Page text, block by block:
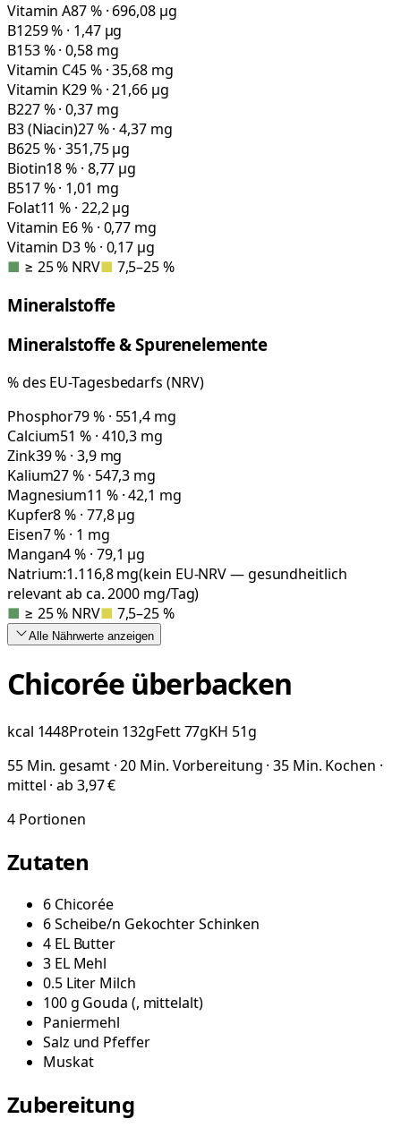
Vitamin A87 % · 696,08 µg
B1259 % · 1,47 µg
B153 % · 0,58 mg
Vitamin C45 % · 35,68 mg
Vitamin K29 % · 21,66 µg
B227 % · 0,37 mg
B3 (Niacin)27 % · 4,37 mg
B625 % · 351,75 µg
Biotin18 % · 8,77 µg
B517 % · 1,01 mg
Folat11 % · 22,2 µg
Vitamin E6 % · 0,77 mg
Vitamin D3 % · 0,17 µg
■ ≥ 25 % NRV■ 7,5–25 %
Mineralstoffe
Mineralstoffe & Spurenelemente
% des EU-Tagesbedarfs (NRV)
Phosphor79 % · 551,4 mg
Calcium51 % · 410,3 mg
Zink39 % · 3,9 mg
Kalium27 % · 547,3 mg
Magnesium11 % · 42,1 mg
Kupfer8 % · 77,8 µg
Eisen7 % · 1 mg
Mangan4 % · 79,1 µg
Natrium:1.116,8mg(kein EU-NRV — gesundheitlich
relevant ab ca. 2000 mg/Tag)
■ ≥ 25 % NRV■ 7,5–25 %
Alle Nährwerte anzeigen
Chicorée überbacken
kcal 1448Protein 132gFett77gKH 51g
55 Min. gesamt · 20 Min. Vorbereitung · 35 Min. Kochen ·
mittel · ab 3,97 €
4 Portionen
Zutaten
6 Chicorée
6Scheibe/n Gekochter Schinken
4 EL Butter
3 EL Mehl
0.5 Liter Milch
100g Gouda (, mittelalt)
Paniermehl
Salz und Pfeffer
Muskat
Zubereitung